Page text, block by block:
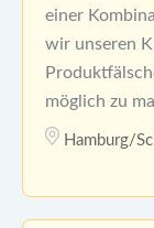
einer
wir unseren
möglich zu
Hamburg/